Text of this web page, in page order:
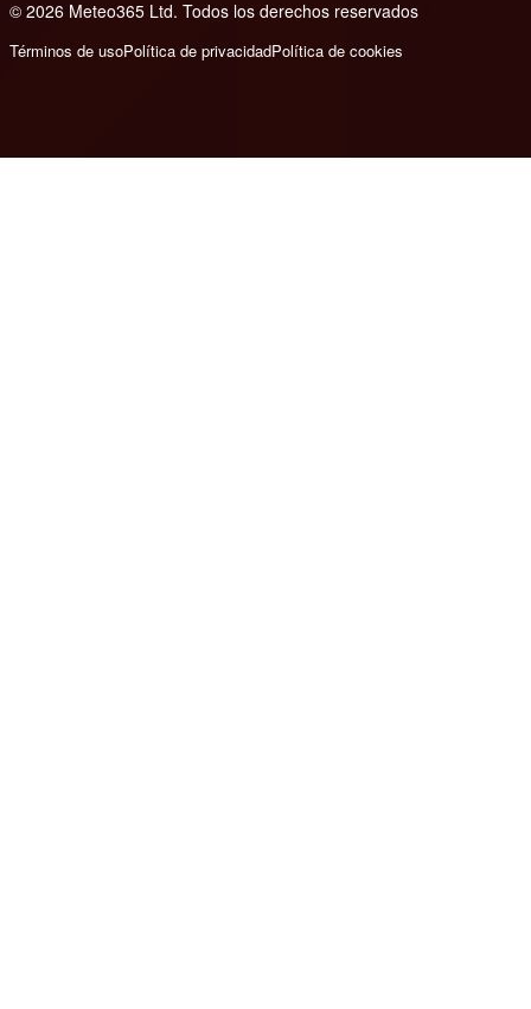
© 2026 Meteo365 Ltd. Todos los derechos reservados
Términos de usoPolítica de privacidadPolítica de cookies